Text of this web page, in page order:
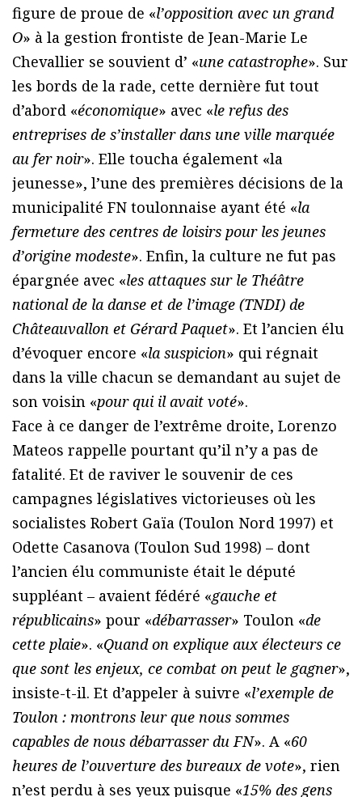
figure de proue de «l’opposition avec un grand
O» à la gestion frontiste de Jean-Marie Le
Chevallier se souvient d’ «une catastrophe». Sur
les bords de la rade, cette dernière fut tout
d’abord «économique» avec «le refus des
entreprises de s’installer dans une ville marquée
au fer noir». Elle toucha également «la
jeunesse», l’une des premières décisions de la
municipalité FN toulonnaise ayant été «la
fermeture des centres de loisirs pour les jeunes
d’origine modeste». Enfin, la culture ne fut pas
épargnée avec «les attaques sur le Théâtre
national de la danse et de l’image (TNDI) de
Châteauvallon et Gérard Paquet». Et l’ancien élu
d’évoquer encore «la suspicion» qui régnait
dans la ville chacun se demandant au sujet de
son voisin «pour qui il avait voté».
Face à ce danger de l’extrême droite, Lorenzo
Mateos rappelle pourtant qu’il n’y a pas de
fatalité. Et de raviver le souvenir de ces
campagnes législatives victorieuses où les
socialistes Robert Gaïa (Toulon Nord 1997) et
Odette Casanova (Toulon Sud 1998) – dont
l’ancien élu communiste était le député
suppléant – avaient fédéré «gauche et
républicains» pour «débarrasser» Toulon «de
cette plaie». «Quand on explique aux électeurs ce
que sont les enjeux, ce combat on peut le gagner»,
insiste-t-il. Et d’appeler à suivre «l’exemple de
Toulon : montrons leur que nous sommes
capables de nous débarrasser du FN». A «60
heures de l’ouverture des bureaux de vote», rien
n’est perdu à ses yeux puisque «15% des gens